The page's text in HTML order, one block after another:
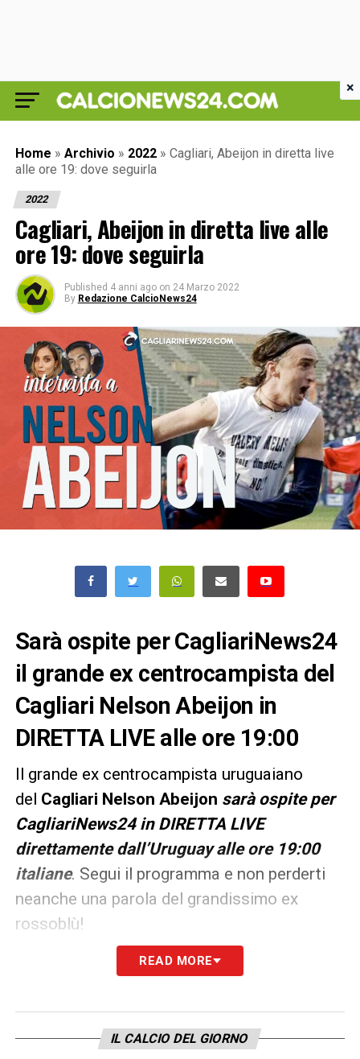
Home » Archivio » 2022 » Cagliari, Abeijon in diretta live
alle ore 19: dove seguirla
2022
Cagliari, Abeijon in diretta live alle
ore 19: dove seguirla
Published 4 anni ago on 24 Marzo 2022
By Redazione CalcioNews24
Sarà ospite per CagliariNews24
il grande ex centrocampista del
Cagliari Nelson Abeijon in
DIRETTA LIVE alle ore 19:00
Il grande ex centrocampista uruguaiano
del Cagliari Nelson Abeijon sarà ospite per
CagliariNews24 in DIRETTA LIVE
direttamente dall’Uruguay alle ore 19:00
italiane. Segui il programma e non perderti
neanche una parola del grandissimo ex
rossoblù!
Potrete seguire la diretta LIVE sulla pagina
YouTube diCalcioNews24
READ MORE
IL CALCIO DEL GIORNO
×